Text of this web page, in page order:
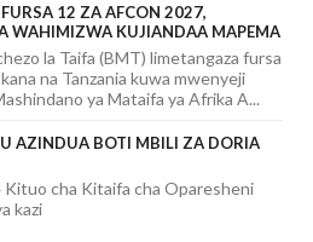
12 ZA AFCON 2027,
WAHIMIZWA KUJIANDAA MAPEMA
la Taifa (BMT) limetangaza fursa
na Tanzania kuwa mwenyeji
ya Mataifa ya Afrika A...
AZINDUA BOTI MBILI ZA DORIA
Kituo cha Kitaifa cha Oparesheni
kazi